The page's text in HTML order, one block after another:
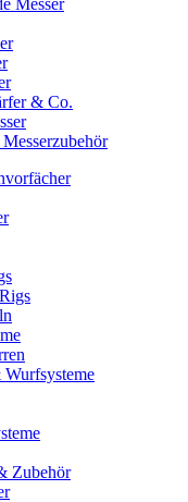
& Co.
Zubehör